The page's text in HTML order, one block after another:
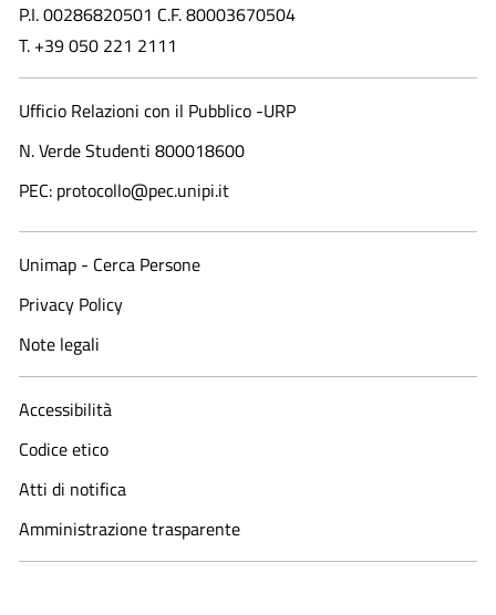
P.I. 00286820501 C.F. 80003670504
T. +39 050 221 2111
Ufficio Relazioni con il Pubblico -URP
N. Verde Studenti 800018600​
PEC: protocollo@pec.unipi.it
Unimap - Cerca Persone
Privacy Policy
Note legali
Accessibilità
Codice etico
Atti di notifica
Amministrazione trasparente